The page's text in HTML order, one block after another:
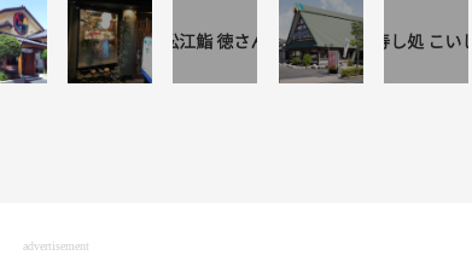
advertisement